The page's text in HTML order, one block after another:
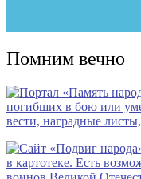
Помним вечно